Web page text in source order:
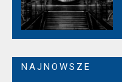
NAJNOWSZE